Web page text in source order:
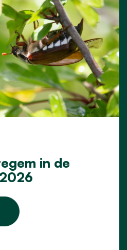
in de